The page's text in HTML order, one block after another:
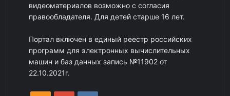
видеоматериалов возможно с согласия
правообладателя. Для детей старше 16 лет.
Портал включен в единый реестр российских
программ для электронных вычислительных
машин и баз данных запись №11902 от
22.10.2021г.